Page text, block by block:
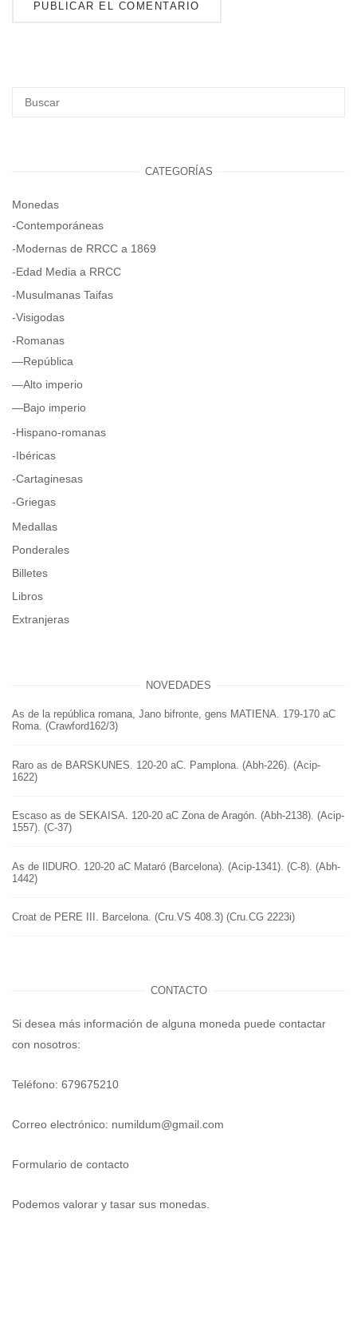
CATEGORÍAS
Monedas
-Contemporáneas
-Modernas de RRCC a 1869
-Edad Media a RRCC
-Musulmanas Taifas
-Visigodas
-Romanas
—República
—Alto imperio
—Bajo imperio
-Hispano-romanas
-Ibéricas
-Cartaginesas
-Griegas
Medallas
Ponderales
Billetes
Libros
Extranjeras
NOVEDADES
As de la república romana, Jano bifronte, gens MATIENA. 179-170 aC
Roma. (Crawford162/3)
Raro as de BARSKUNES. 120-20 aC. Pamplona. (Abh-226). (Acip-
1622)
Escaso as de SEKAISA. 120-20 aC Zona de Aragón. (Abh-2138). (Acip-
1557). (C-37)
As de IlDURO. 120-20 aC Mataró (Barcelona). (Acip-1341). (C-8). (Abh-
1442)
Croat de PERE III. Barcelona. (Cru.VS 408.3) (Cru.CG 2223i)
CONTACTO
Si desea más información de alguna moneda puede contactar
con nosotros:
Teléfono: 679675210
Correo electrónico: numildum@gmail.com
Formulario de contacto
Podemos valorar y tasar sus monedas.